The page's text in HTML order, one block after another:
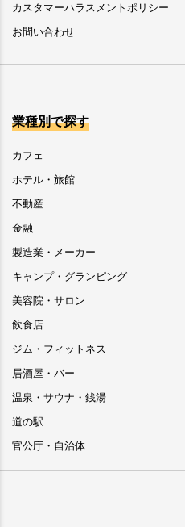
カスタマーハラスメントポリシー
お問い合わせ
業種別で探す
カフェ
ホテル・旅館
不動産
金融
製造業・メーカー
キャンプ・グランピング
美容院・サロン
飲食店
ジム・フィットネス
居酒屋・バー
温泉・サウナ・銭湯
道の駅
官公庁・自治体